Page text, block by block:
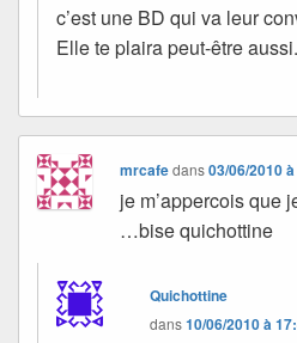
c’est une BD qui va leur
Elle te plaira peut-être aussi.
mrcafedans03/06/2010
je m’appercois que
…bise quichottine
Quichottine
dans10/06/2010 à